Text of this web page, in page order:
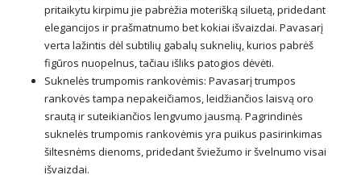
pritaikytu kirpimu jie pabrėžia moterišką siluetą, pridedant
elegancijos ir prašmatnumo bet kokiai išvaizdai. Pavasarį
verta lažintis dėl subtilių gabalų suknelių, kurios pabrėš
figūros nuopelnus, tačiau išliks patogios dėvėti.
Suknelės trumpomis rankovėmis: Pavasarį trumpos
rankovės tampa nepakeičiamos, leidžiančios laisvą oro
srautą ir suteikiančios lengvumo jausmą. Pagrindinės
suknelės trumpomis rankovėmis yra puikus pasirinkimas
šiltesnėms dienoms, pridedant šviežumo ir švelnumo visai
išvaizdai.